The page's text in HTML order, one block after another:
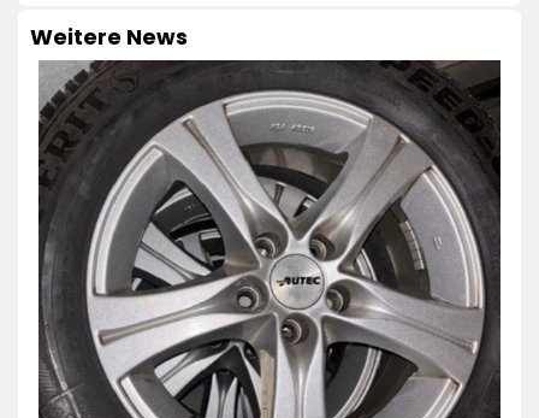
Weitere News